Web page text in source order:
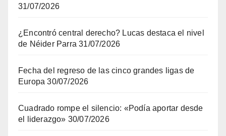
31/07/2026
¿Encontró central derecho? Lucas destaca el nivel
de Néider Parra 31/07/2026
Fecha del regreso de las cinco grandes ligas de
Europa 30/07/2026
Cuadrado rompe el silencio: «Podía aportar desde
el liderazgo» 30/07/2026